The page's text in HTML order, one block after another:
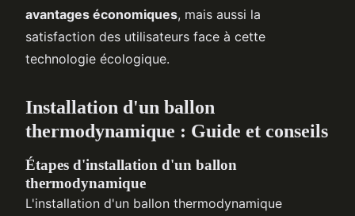
avantages économiques, mais aussi la
satisfaction des utilisateurs face à cette
technologie écologique.
Installation d'un ballon
thermodynamique : Guide et conseils
Étapes d'installation d'un ballon
thermodynamique
L'installation d'un ballon thermodynamique